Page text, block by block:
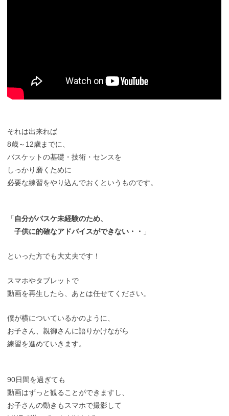
それは出来れば
8歳～12歳までに、
バスケットの基礎・技術・センスを
しっかり磨くために
必要な練習をやり込んでおくというものです。
「 自分がバスケ未経験のため、
子供に的確なアドバイスができない・・
」
といった方でも大丈夫です！
スマホやタブレットで
動画を再生したら、あとは任せてください。
僕が横についているかのように、
お子さん、親御さんに語りかけながら
練習を進めていきます。
90日間を過ぎても
動画はずっと観ることができますし、
お子さんの動きもスマホで撮影して